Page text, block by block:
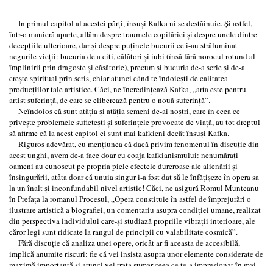
În primul capitol al acestei părţi, însuşi Kafka ni se destăinuie. Şi astfel,
într-o manieră aparte, aflăm despre traumele copilăriei şi despre unele dintre
decepţiile ulterioare, dar şi despre puţinele bucurii ce i-au străluminat
negurile vieţii: bucuria de a citi, călători şi iubi (însă fără norocul rotund al
împlinirii prin dragoste şi căsătorie), precum şi bucuria de-a scrie şi de-a
creşte spiritual prin scris, chiar atunci când te îndoieşti de calitatea
producţiilor tale artistice. Căci, ne încredinţează Kafka, „arta este pentru
artist suferinţă, de care se eliberează pentru o nouă suferinţă”.
Neîndoios că sunt atâţia şi atâţia semeni de-ai noştri, care în ceea ce
priveşte problemele sufleteşti şi suferinţele provocate de viaţă, au tot dreptul
să afirme că la acest capitol ei sunt mai kafkieni decât însuşi Kafka.
Riguros adevărat, cu menţiunea că dacă privim fenomenul în discuţie din
acest unghi, avem de-a face doar cu coaja kafkianismului: nenumăraţi
oameni au cunoscut pe propria piele efectele dureroase ale alienării şi
însingurării, atâta doar că unuia singur i-a fost dat să le înfăţişeze în opera sa
la un înalt şi inconfundabil nivel artistic! Căci, ne asigură Romul Munteanu
în Prefaţa la romanul Procesul, „Opera constituie în astfel de împrejurări o
ilustrare artistică a biografiei, un comentariu asupra condiţiei umane, realizat
din perspectiva individului care-şi studiază propriile vibraţii interioare, ale
căror legi sunt ridicate la rangul de principii cu valabilitate cosmică”.
Fără discuţie că analiza unei opere, oricât ar fi aceasta de accesibilă,
implică anumite riscuri: fie că vei insista asupra unor elemente considerate de